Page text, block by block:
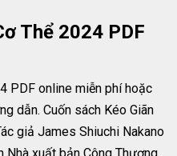
Thể 2024 PDF
PDF online miễn phí hoặc
dẫn. Cuốn sách Kéo Giãn
giả James Shiuchi Nakano